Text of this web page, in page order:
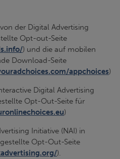
der Digital Advertising
Opt-out-Seite
) und die auf mobilen
Download-Seite
appchoices)
Digital Advertising
Opt-Out-Seite für
)
Initiative (NAI) in
Opt-Out-Seite
).